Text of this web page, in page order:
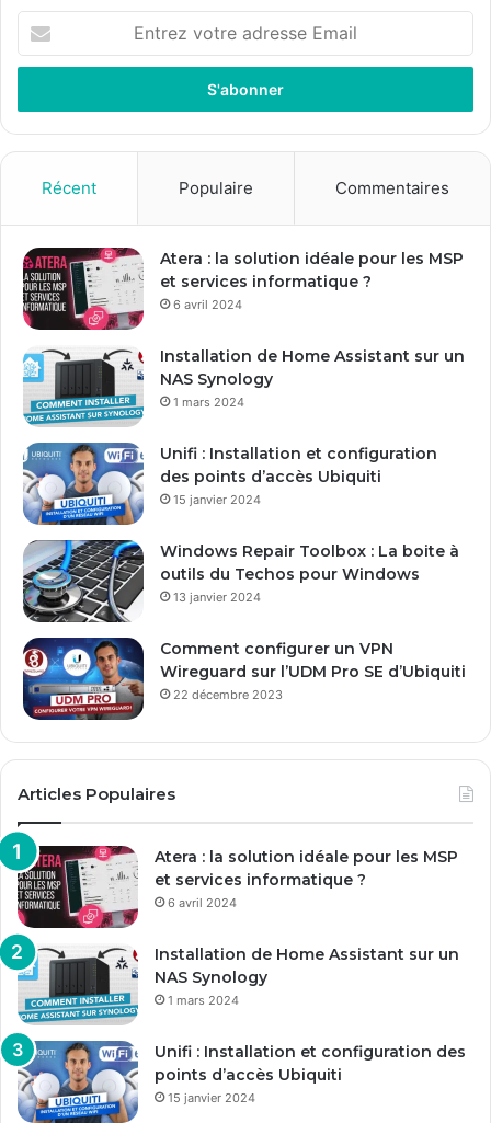
t
e
z
r
e
a
d
s
e
m
a
Récent Populaire Commentaires
Atera : la solution idéale pour les MSP
et services informatique ?
6 avril 2024
Installation de Home Assistant sur un
NAS Synology
1 mars 2024
Unifi : Installation et configuration
des points d’accès Ubiquiti
15 janvier 2024
Windows Repair Toolbox : La boite à
outils du Techos pour Windows
13 janvier 2024
Comment configurer un VPN
Wireguard sur l’UDM Pro SE d’Ubiquiti
22 décembre 2023
Articles Populaires
Atera : la solution idéale pour les MSP
et services informatique ?
6 avril 2024
Installation de Home Assistant sur un
NAS Synology
1 mars 2024
Unifi : Installation et configuration des
points d’accès Ubiquiti
15 janvier 2024